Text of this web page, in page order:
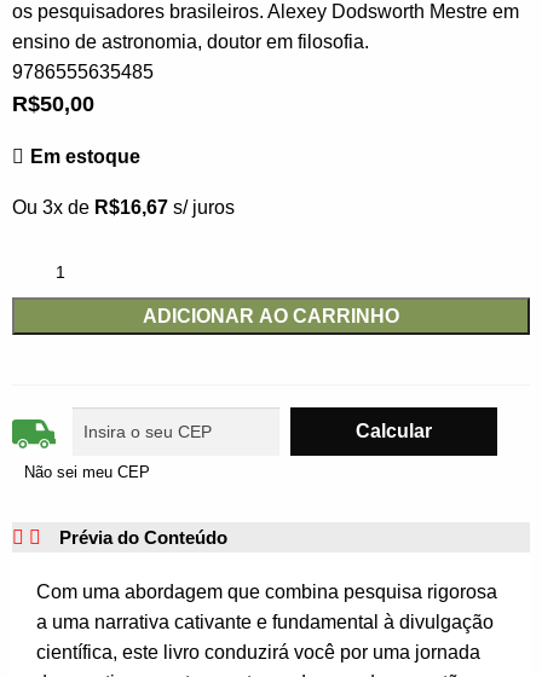
os pesquisadores brasileiros. Alexey Dodsworth Mestre em
ensino de astronomia, doutor em filosofia.
9786555635485
R$50,00
Em estoque
Ou 3x de R$16,67 s/ juros
ADICIONAR AO CARRINHO
Não sei meu CEP
Prévia do Conteúdo
Com uma abordagem que combina pesquisa rigorosa
a uma narrativa cativante e fundamental à divulgação
científica, este livro conduzirá você por uma jornada